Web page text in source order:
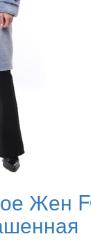
Жен